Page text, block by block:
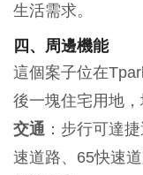
生活需求。
四、周邊機能
這個案子位在
後一塊住宅用地，
交通 ：步行可達
速道路、65快速